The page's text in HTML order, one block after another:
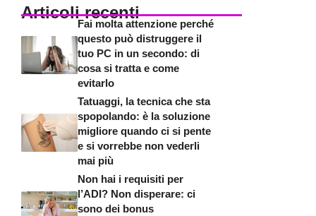
Articoli recenti
Fai molta attenzione perché
questo può distruggere il
tuo PC in un secondo: di
cosa si tratta e come
evitarlo
Tatuaggi, la tecnica che sta
spopolando: è la soluzione
migliore quando ci si pente
e si vorrebbe non vederli
mai più
Non hai i requisiti per
l’ADI? Non disperare: ci
sono dei bonus